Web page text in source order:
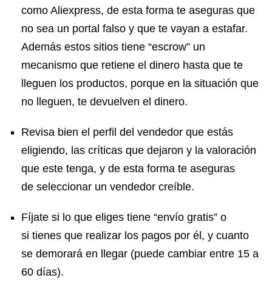
como Aliexpress, de esta forma te aseguras que
no sea un portal falso y que te vayan a estafar.
Además estos sitios tiene “escrow” un
mecanismo que retiene el dinero hasta que te
lleguen los productos, porque en la situación que
no lleguen, te devuelven el dinero.
Revisa bien el perfil del vendedor que estás
eligiendo, las críticas que dejaron y la valoración
que este tenga, y de esta forma te aseguras
de seleccionar un vendedor creíble.
Fíjate si lo que eliges tiene “envío gratis” o
si tienes que realizar los pagos por él, y cuanto
se demorará en llegar (puede cambiar entre 15 a
60 días).